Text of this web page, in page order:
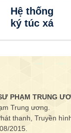
Hệ thống
ký túc xá
PHẠM TRUNG
Trung ương.
thanh, Truyền
2015.